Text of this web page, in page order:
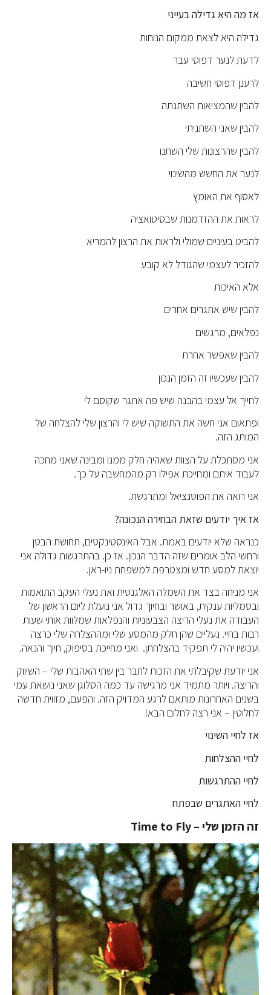
אז מה היא גדילה בעייני
גדילה היא לצאת ממקום הנוחות
לדעת לנער דפוסי עבר
לרענן דפוסי חשיבה
להבין שהמציאות השתנתה
להבין שאני השתניתי
להבין שהרצונות שלי השתנו
לנער את החשש מהשינוי
לאסוף את האומץ
לראות את ההזדמנות שבסיטואציה
להביט בעיניים שמולי ולראות את הרצון להמריא
להזכיר לעצמי שהגודל לא קובע
אלא האיכות
להבין שיש אתגרים אחרים
נפלאים, מרגשים
להבין שאפשר אחרת
להבין שעכשיו זה הזמן הנכון
לחייך אל עצמי בהבנה שיש פה אתגר שקוסם לי
ופתאום אני חשה את התשוקה שיש לי והרצון שלי להצלחה של
המותג הזה.
אני מסתכלת על הצוות שאהיה חלק ממנו ומבינה שאני מחכה
לעבוד איתם ומחייכת אפילו רק מהמחשבה על כך.
אני רואה את הפוטנציאל ומתרגשת.
אז איך יודעים שזאת הבחירה הנכונה?
כנראה שלא יודעים באמת. אבל האינסטינקטים, תחושת הבטן
ורחשי הלב אומרים שזה הדבר הנכון. אז כן. בהתרגשות גדולה אני
יוצאת למסע חדש ומצטרפת למשפחת ניו-ראן.
אני מניחה בצד את השמלה האלגנטית ואת נעלי העקב התואמות
ובסמליות ענקית, באושר ובחיוך גדול אני נועלת ליום הראשון של
העבודה את נעלי הריצה הצבעוניות והנפלאות שמלוות אותי שעות
רבות בחיי. נעליים שהן חלק מהמסע שלי ומההצלחה שלי כרצה
ועכשיו יהיה לי תפקיד בהצלחתן. ואני מחייכת בסיפוק, חיוך והנאה.
אני יודעת שקיבלתי את הזכות לחבר בין שתי האהבות שלי – השיווק
והריצה. ויותר מתמיד אני מרגישה עד כמה הסלוגן שאני נושאת עמי
בשנים האחרונות מותאם לרגע המדויק הזה. והפעם, מזווית חדשה
לחלוטין – אני רצה לחלום הבא!
אז לחיי השינוי
לחיי ההצלחות
לחיי ההתרגשות
לחיי האתגרים שבפתח
זה הזמן שלי –Time to Fly